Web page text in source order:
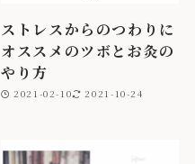
ストレスからのつわりに
オススメのツボとお灸の
やり方
2021-02-10 2021-10-24